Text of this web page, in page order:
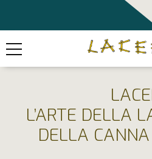
L’ARTE DELLA
DELLA